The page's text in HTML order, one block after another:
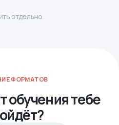
отдельно.
ФОРМАТОВ
обучения тебе